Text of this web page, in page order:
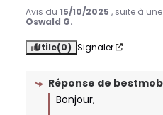
Avis du15/10/2025 , suite à
Oswald G.
Utile(0) Signaler
Réponse de
Bonjour,